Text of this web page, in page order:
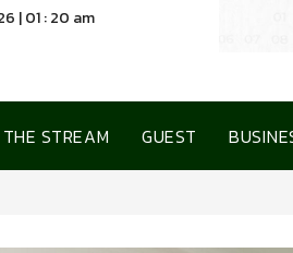
| 01 : 20 am
THE STREAM GUEST
อลิอันซ์ อยุธยา คว้ารางวัล